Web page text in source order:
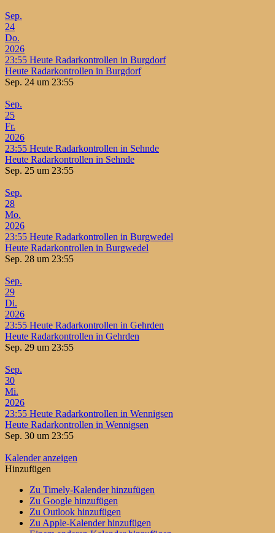
Sep.
24
Do.
2026
23:55 Heute Radarkontrollen in Burgdorf
Heute Radarkontrollen in Burgdorf
Sep. 24 um 23:55
Sep.
25
Fr.
2026
23:55 Heute Radarkontrollen in Sehnde
Heute Radarkontrollen in Sehnde
Sep. 25 um 23:55
Sep.
28
Mo.
2026
23:55 Heute Radarkontrollen in Burgwedel
Heute Radarkontrollen in Burgwedel
Sep. 28 um 23:55
Sep.
29
Di.
2026
23:55 Heute Radarkontrollen in Gehrden
Heute Radarkontrollen in Gehrden
Sep. 29 um 23:55
Sep.
30
Mi.
2026
23:55 Heute Radarkontrollen in Wennigsen
Heute Radarkontrollen in Wennigsen
Sep. 30 um 23:55
Kalender anzeigen
Hinzufügen
Zu Timely-Kalender hinzufügen
Zu Google hinzufügen
Zu Outlook hinzufügen
Zu Apple-Kalender hinzufügen